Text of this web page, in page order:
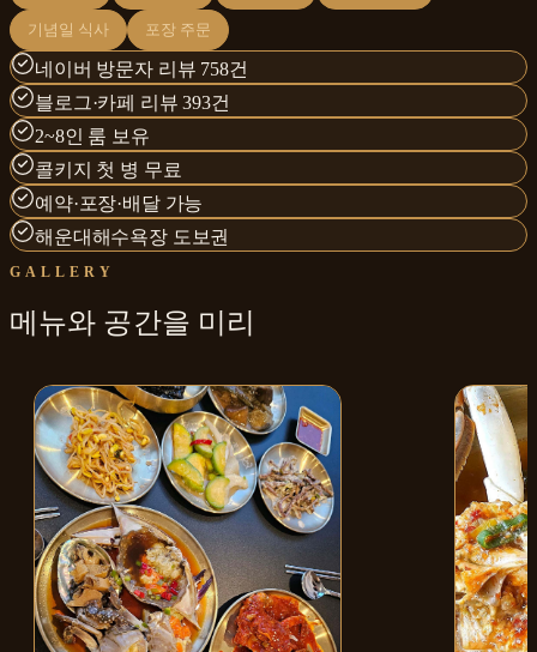
기념일 식사 포장 주문
네이버 방문자 리뷰 758건
블로그·카페 리뷰 393건
2~8인 룸 보유
콜키지 첫 병 무료
예약·포장·배달 가능
해운대해수욕장 도보권
GALLERY
메뉴와 공간을 미리